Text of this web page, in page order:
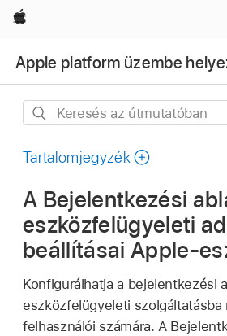
Apple
Apple platform üzembe
Keresés
útmutatóban
Tartalomjegyzék
A Bejelentkezési
eszközfelügyeleti
beállításai Apple-
Konfigurálhatja a bejelentkezési
eszközfelügyeleti
felhasználói számára. A